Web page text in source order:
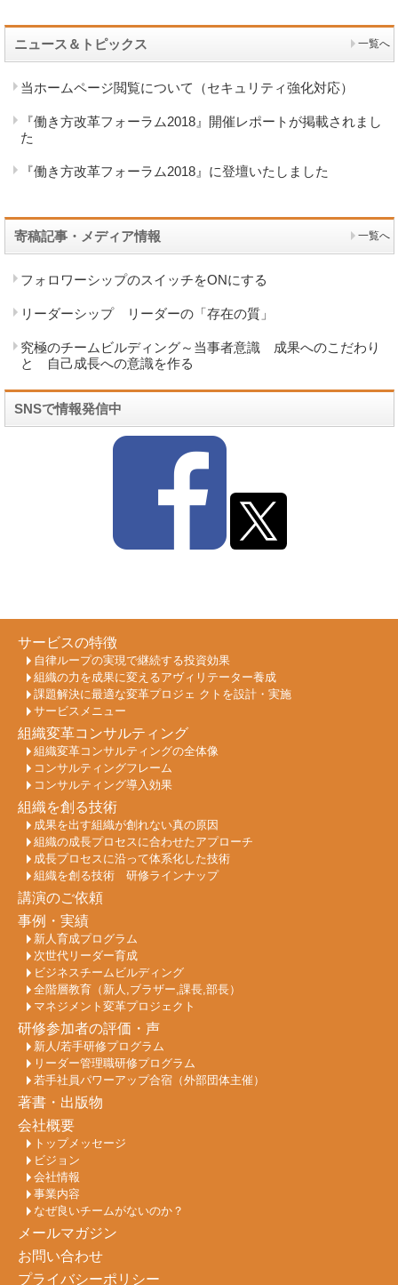
ニュース＆トピックス 一覧へ
当ホームページ閲覧について（セキュリティ強化対応）
『働き方改革フォーラム2018』開催レポートが掲載されまし
た
『働き方改革フォーラム2018』に登壇いたしました
寄稿記事・メディア情報 一覧へ
フォロワーシップのスイッチをONにする
リーダーシップ リーダーの「存在の質」
究極のチームビルディング～当事者意識 成果へのこだわり
と 自己成長への意識を作る
SNSで情報発信中
サービスの特徴
自律ループの実現で継続する投資効果
組織の力を成果に変えるアヴィリテーター養成
課題解決に最適な変革プロジェ クトを設計・実施
サービスメニュー
組織変革コンサルティング
組織変革コンサルティングの全体像
コンサルティングフレーム
コンサルティング導入効果
組織を創る技術
成果を出す組織が創れない真の原因
組織の成長プロセスに合わせたアプローチ
成長プロセスに沿って体系化した技術
組織を創る技術 研修ラインナップ
講演のご依頼
事例・実績
新人育成プログラム
次世代リーダー育成
ビジネスチームビルディング
全階層教育（新人,ブラザー,課長,部長）
マネジメント変革プロジェクト
研修参加者の評価・声
新人/若手研修プログラム
リーダー管理職研修プログラム
若手社員パワーアップ合宿（外部団体主催）
著書・出版物
会社概要
トップメッセージ
ビジョン
会社情報
事業内容
なぜ良いチームがないのか？
メールマガジン
お問い合わせ
プライバシーポリシー